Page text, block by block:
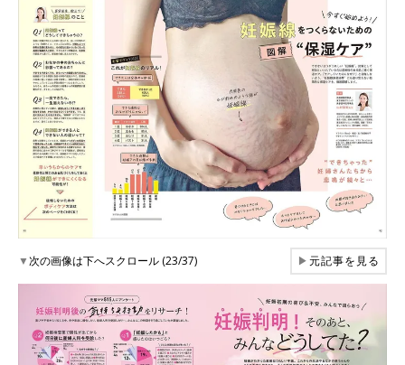
▼次の画像は下へスクロール (23/37) ▶元記事を見る